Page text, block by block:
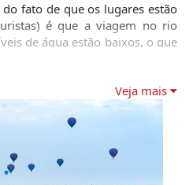
fato de que os lugares estão
é que a viagem no rio
de água estão baixos, o que
220V, e uma mistura de 2
2 pinos ou 3 pinos redondos.
universal. A falta de
maioria dos hotéis têm seu
Veja mais